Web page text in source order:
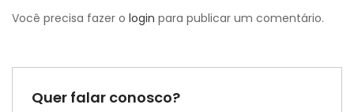
Você precisa fazer o login para publicar um comentário.
Quer falar conosco?